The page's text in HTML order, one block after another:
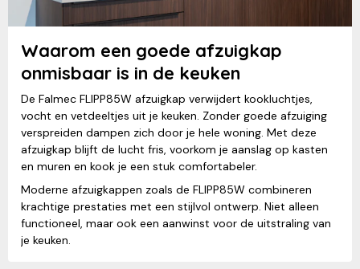
Waarom een goede afzuigkap
onmisbaar is in de keuken
De Falmec FLIPP85W afzuigkap verwijdert kookluchtjes,
vocht en vetdeeltjes uit je keuken. Zonder goede afzuiging
verspreiden dampen zich door je hele woning. Met deze
afzuigkap blijft de lucht fris, voorkom je aanslag op kasten
en muren en kook je een stuk comfortabeler.
Moderne afzuigkappen zoals de FLIPP85W combineren
krachtige prestaties met een stijlvol ontwerp. Niet alleen
functioneel, maar ook een aanwinst voor de uitstraling van
je keuken.